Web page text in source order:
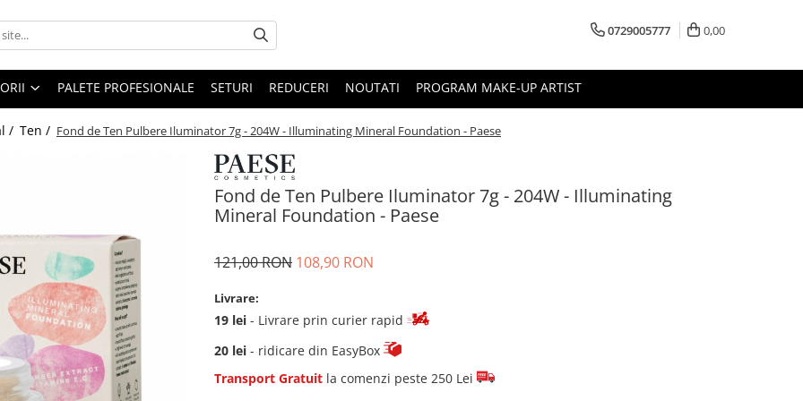
0729005777 0,00
PALETE PROFESIONALE SETURI REDUCERI NOUTATI PROGRAM MAKE-UP ARTIST
/ Ten / Fond de Ten Pulbere Iluminator 7g - 204W - Illuminating Mineral Foundation - Paese
Fond de Ten Pulbere Iluminator 7g - 204W - Illuminating
Mineral Foundation - Paese
121,00 RON 108,90 RON
Livrare:
19 lei - Livrare prin curier rapid
20 lei - ridicare din EasyBox
Transport Gratuit la comenzi peste 250 Lei